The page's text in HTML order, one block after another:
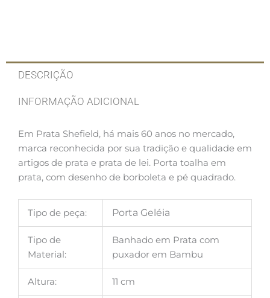
DESCRIÇÃO
INFORMAÇÃO ADICIONAL
Em Prata Shefield, há mais 60 anos no mercado,
marca reconhecida por sua tradição e qualidade em
artigos de prata e prata de lei. Porta toalha em
prata, com desenho de borboleta e pé quadrado.
Tipo de peça: Porta Geléia
Tipo de
Material:
Banhado em Prata com
puxador em Bambu
Altura: 11 cm